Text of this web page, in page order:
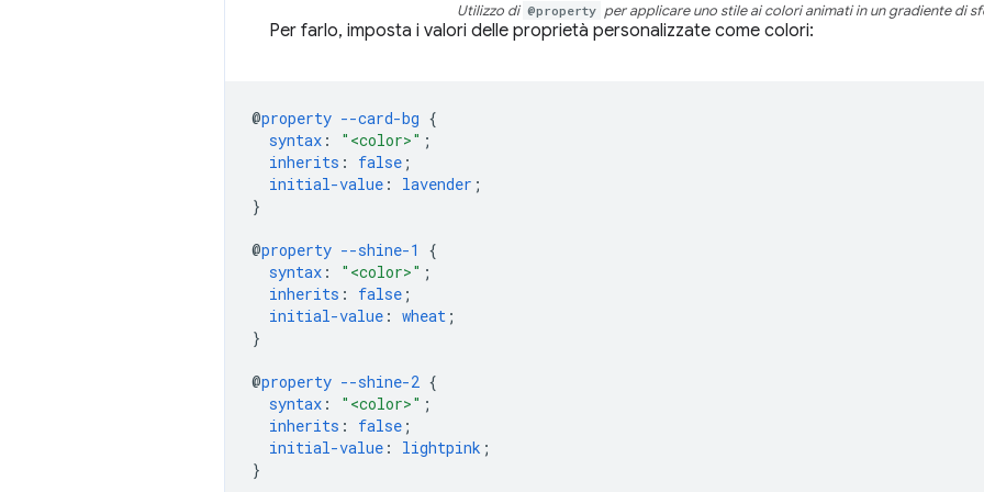
Utilizzo di @property per applicare uno stile ai colori animati in un gradiente di
Per farlo, imposta i valori delle proprietà personalizzate come colori:
@property --card-bg {
syntax : "<color>" ;
inherits : false ;
initial-value : lavender ;
}
@property --shine-1
{
syntax : "<color>" ;
inherits : false ;
initial-value : wheat ;
}
@property --shine-2 {
syntax : "<color>" ;
inherits : false ;
initial-value : lightpink ;
}